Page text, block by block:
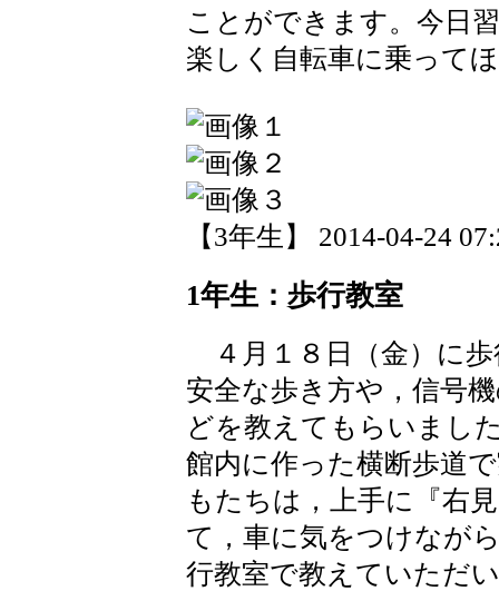
ことができます。今日
楽しく自転車に乗って
【3年生】 2014-04-24
1年生：歩行教室
４月１８日（金）に
安全な歩き方や，信号
どを教えてもらいまし
館内に作った横断歩道
もたちは，上手に『右
て，車に気をつけなが
行教室で教えていただ